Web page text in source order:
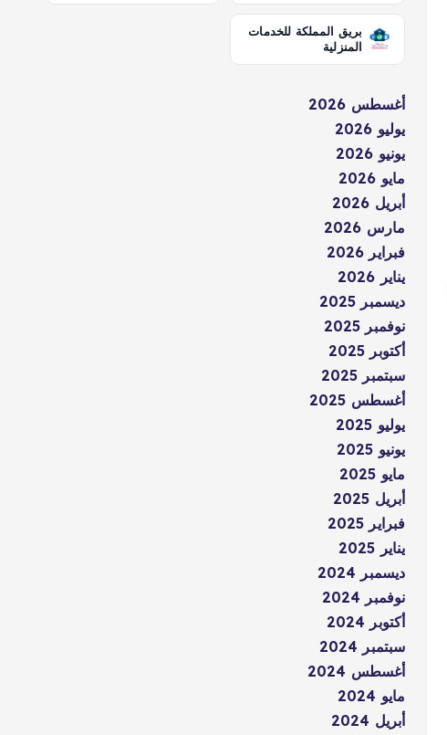
بريق المملكة للخدمات
المنزلية
أغسطس 2026
يوليو 2026
يونيو 2026
مايو 2026
أبريل 2026
مارس 2026
فبراير 2026
يناير 2026
ديسمبر 2025
نوفمبر 2025
أكتوبر 2025
سبتمبر 2025
أغسطس 2025
يوليو 2025
يونيو 2025
مايو 2025
أبريل 2025
فبراير 2025
يناير 2025
ديسمبر 2024
نوفمبر 2024
أكتوبر 2024
سبتمبر 2024
أغسطس 2024
مايو 2024
أبريل 2024